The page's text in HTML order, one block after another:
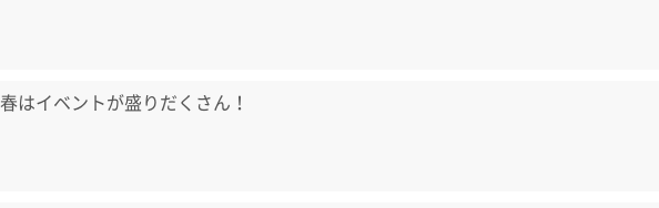
春はイベントが盛りだくさん！